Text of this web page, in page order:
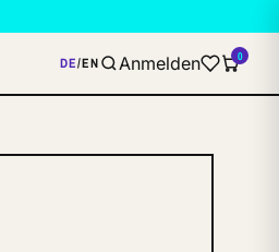
DE/EN Anmelden 0